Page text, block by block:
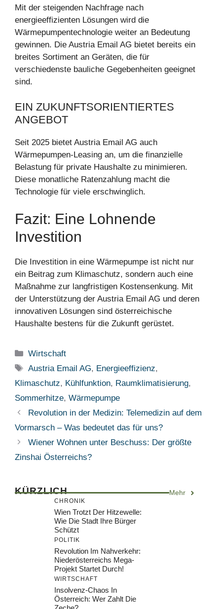
Mit der steigenden Nachfrage nach
energieeffizienten Lösungen wird die
Wärmepumpentechnologie weiter an Bedeutung
gewinnen. Die Austria Email AG bietet bereits ein
breites Sortiment an Geräten, die für
verschiedenste bauliche Gegebenheiten geeignet
sind.
EIN ZUKUNFTSORIENTIERTES
ANGEBOT
Seit 2025 bietet Austria Email AG auch
Wärmepumpen-Leasing an, um die finanzielle
Belastung für private Haushalte zu minimieren.
Diese monatliche Ratenzahlung macht die
Technologie für viele erschwinglich.
Fazit: Eine Lohnende
Investition
Die Investition in eine Wärmepumpe ist nicht nur
ein Beitrag zum Klimaschutz, sondern auch eine
Maßnahme zur langfristigen Kostensenkung. Mit
der Unterstützung der Austria Email AG und deren
innovativen Lösungen sind österreichische
Haushalte bestens für die Zukunft gerüstet.
Kategorien
Wirtschaft
Schlagwörter
Austria Email AG, Energieeffizienz,
Klimaschutz, Kühlfunktion, Raumklimatisierung,
Sommerhitze, Wärmepumpe
Revolution in der Medizin: Telemedizin auf dem
Vormarsch – Was bedeutet das für uns?
Wiener Wohnen unter Beschuss: Der größte
Zinshai Österreichs?
KÜRZLICH Mehr
CHRONIK
Wien Trotzt Der Hitzewelle:
Wie Die Stadt Ihre Bürger
Schützt
POLITIK
Revolution Im Nahverkehr:
Niederösterreichs Mega-
Projekt Startet Durch!
WIRTSCHAFT
Insolvenz-Chaos In
Österreich: Wer Zahlt Die